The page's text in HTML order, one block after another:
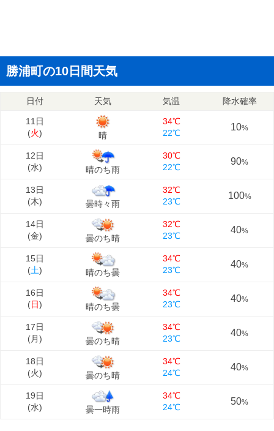
勝浦町の10日間天気
日付 天気 気温 降水確率
11日
(火) 晴
34℃
22℃
10%
12日
(水) 晴のち雨
30℃
22℃
90%
13日
(木) 曇時々雨
32℃
23℃
100%
14日
(金) 曇のち晴
32℃
23℃
40%
15日
(土) 晴のち曇
34℃
23℃
40%
16日
(日) 晴のち曇
34℃
23℃
40%
17日
(月) 曇のち晴
34℃
23℃
40%
18日
(火) 曇のち晴
34℃
24℃
40%
19日
(水) 曇一時雨
34℃
24℃
50%